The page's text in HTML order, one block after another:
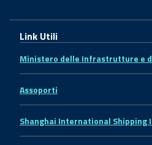
Link Utili
Ministero delle Infrastrutture e
Assoporti
Shanghai International Shipping